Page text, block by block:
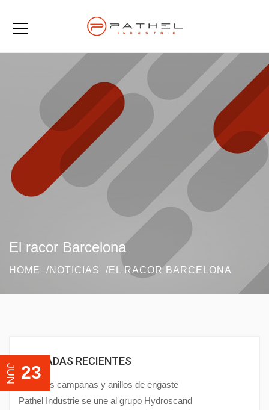
El racor Barcelona
HOME NOTICIAS EL RACOR BARCELONA
ENTRADAS RECIENTES
Nuestras campanas y anillos de engaste
Pathel Industrie se une al grupo Hydroscand
23
JUN